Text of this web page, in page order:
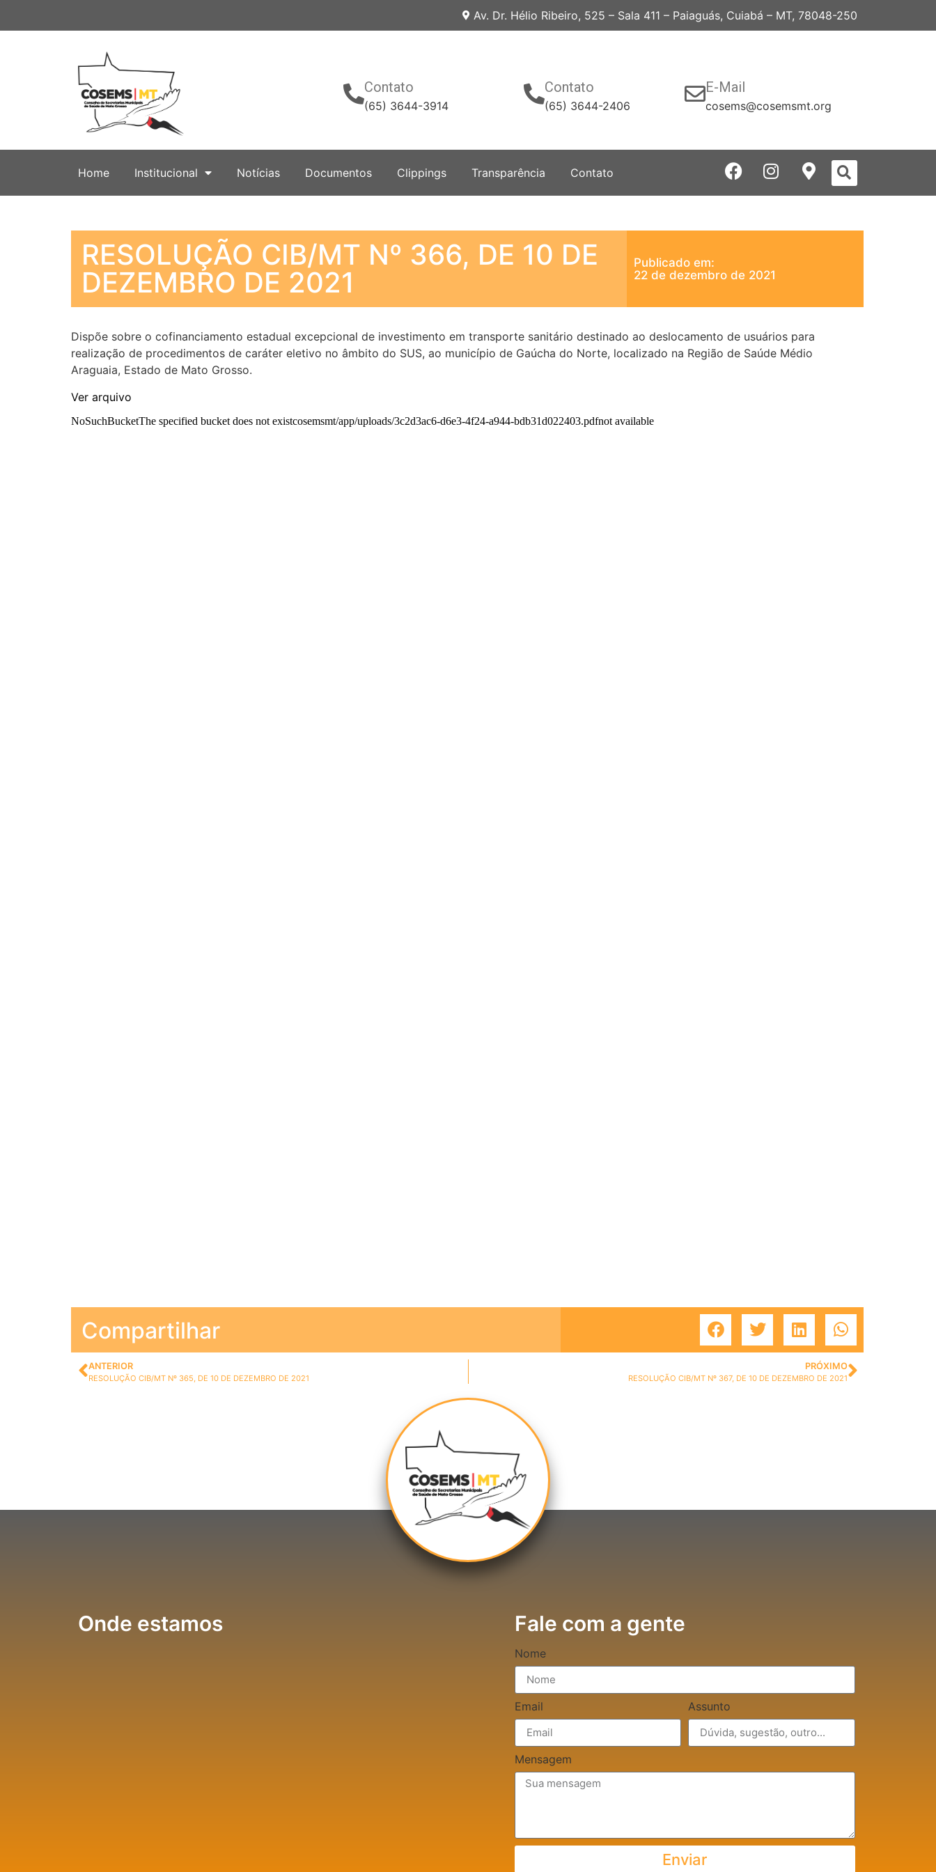
Av. Dr. Hélio Ribeiro, 525 – Sala 411 – Paiaguás, Cuiabá – MT, 78048-250
Contato
(65) 3644-3914
Contato
(65) 3644-2406
E-Mail
cosems@cosemsmt.org
Home Institucional Notícias Documentos Clippings Transparência Contato
RESOLUÇÃO CIB/MT Nº 366, DE 10 DE
DEZEMBRO DE 2021
Publicado em:
22 de dezembro de 2021
Dispõe sobre o cofinanciamento estadual excepcional de investimento em transporte sanitário destinado ao deslocamento de usuários para
realização de procedimentos de caráter eletivo no âmbito do SUS, ao município de Gaúcha do Norte, localizado na Região de Saúde Médio
Araguaia, Estado de Mato Grosso.
Ver arquivo
Compartilhar
ANTERIOR
RESOLUÇÃO CIB/MT Nº 365, DE 10 DE DEZEMBRO DE 2021
PRÓXIMO
RESOLUÇÃO CIB/MT Nº 367, DE 10 DE DEZEMBRO DE 2021
Onde estamos Fale com a gente
Nome
Email Assunto
Mensagem
Enviar